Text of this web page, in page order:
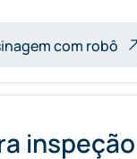
robôs com robô